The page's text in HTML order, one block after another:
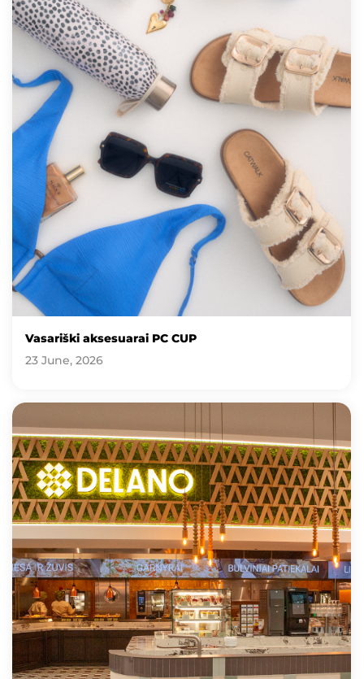
Vasariški aksesuarai PC CUP
23 June, 2026